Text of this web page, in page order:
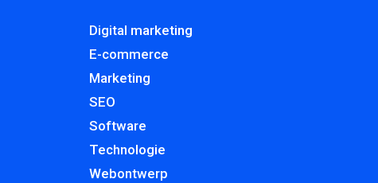
Digital marketing
E-commerce
Marketing
SEO
Software
Technologie
Webontwerp